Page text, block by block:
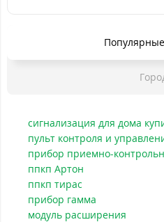
сигнализация для дома
пульт контроля и
прибор приемно-
ппкп Артон
ппкп тирас
прибор гамма
модуль расширения